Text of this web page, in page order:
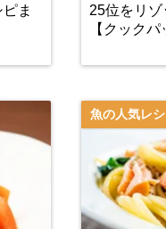
ま
25位をリ
【クックパ
魚の人気レ